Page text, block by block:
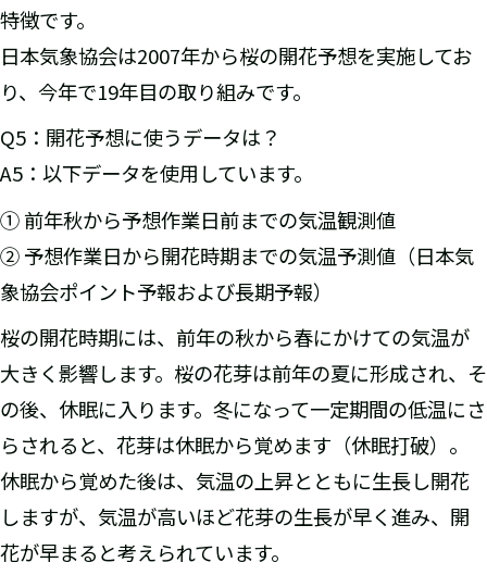
特徴です。
日本気象協会は2007年から桜の開花予想を実施してお
り、今年で19年目の取り組みです。
Q5：開花予想に使うデータは？
A5：以下データを使用しています。
① 前年秋から予想作業日前までの気温観測値
② 予想作業日から開花時期までの気温予測値（日本気
象協会ポイント予報および長期予報）
桜の開花時期には、前年の秋から春にかけての気温が
大きく影響します。桜の花芽は前年の夏に形成され、そ
の後、休眠に入ります。冬になって一定期間の低温にさ
らされると、花芽は休眠から覚めます（休眠打破）。
休眠から覚めた後は、気温の上昇とともに生長し開花
しますが、気温が高いほど花芽の生長が早く進み、開
花が早まると考えられています。